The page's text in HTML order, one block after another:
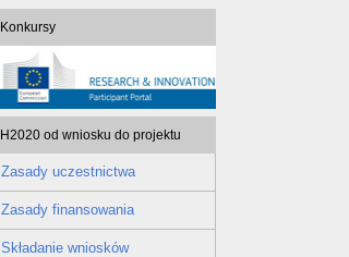
Konkursy
H2020 od wniosku do projektu
Zasady uczestnictwa
Zasady finansowania
Składanie wniosków